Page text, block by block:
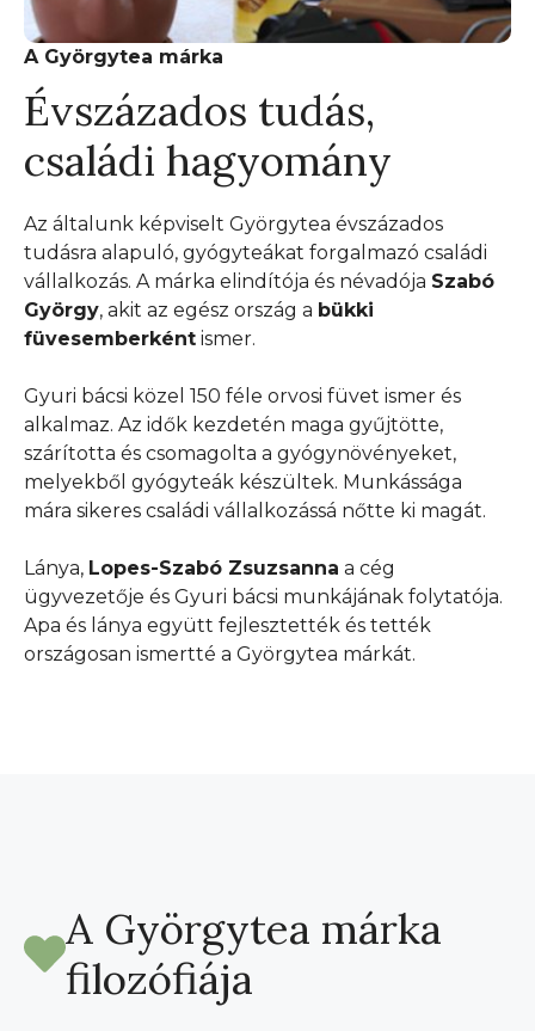
A Györgytea márka
Évszázados tudás,
családi hagyomány
Az általunk képviselt Györgytea évszázados
tudásra alapuló, gyógyteákat forgalmazó családi
vállalkozás. A márka elindítója és névadója Szabó
György, akit az egész ország a bükki
füvesemberként ismer.
Gyuri bácsi közel 150 féle orvosi füvet ismer és
alkalmaz. Az idők kezdetén maga gyűjtötte,
szárította és csomagolta a gyógynövényeket,
melyekből gyógyteák készültek. Munkássága
mára sikeres családi vállalkozássá nőtte ki magát.
Lánya, Lopes-Szabó Zsuzsanna a cég
ügyvezetője és Gyuri bácsi munkájának folytatója.
Apa és lánya együtt fejlesztették és tették
országosan ismertté a Györgytea márkát.
A Györgytea márka
filozófiája